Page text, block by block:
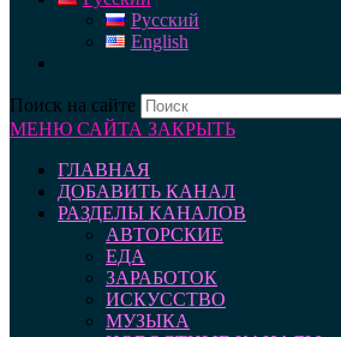
Русский
English
Поиск на сайте
МЕНЮ САЙТА ЗАКРЫТЬ
ГЛАВНАЯ
ДОБАВИТЬ КАНАЛ
РАЗДЕЛЫ КАНАЛОВ
АВТОРСКИЕ
ЕДА
ЗАРАБОТОК
ИСКУССТВО
МУЗЫКА